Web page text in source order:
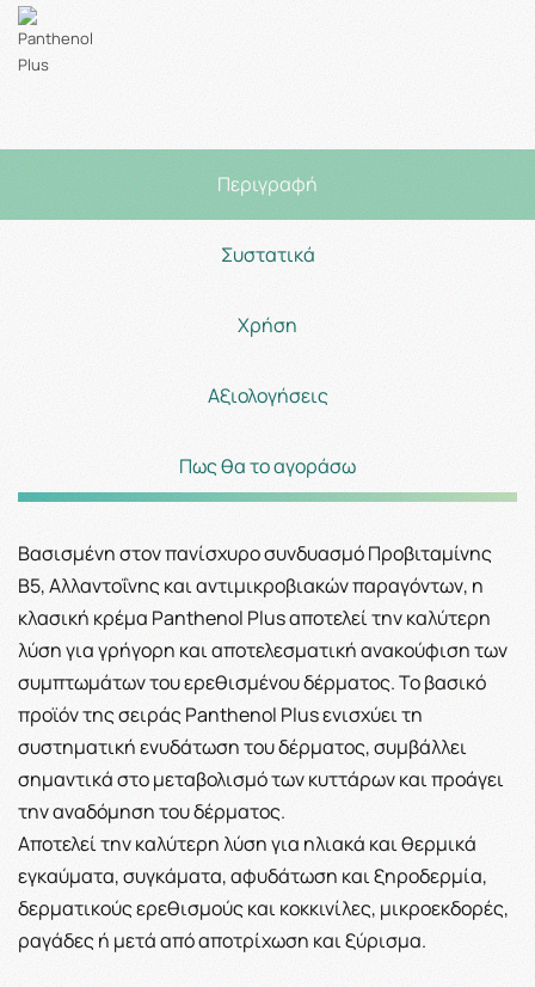
Περιγραφή
Συστατικά
Χρήση
Αξιολογήσεις
Πως θα το αγοράσω
Βασισμένη στον πανίσχυρο συνδυασμό Προβιταμίνης
B5, Αλλαντοΐνης και αντιμικροβιακών παραγόντων, η
κλασική κρέμα Panthenol Plus αποτελεί την καλύτερη
λύση για γρήγορη και αποτελεσματική ανακούφιση των
συμπτωμάτων του ερεθισμένου δέρματος. Το βασικό
προϊόν της σειράς Panthenol Plus ενισχύει τη
συστηματική ενυδάτωση του δέρματος, συμβάλλει
σημαντικά στο μεταβολισμό των κυττάρων και προάγει
την αναδόμηση του δέρματος.
Αποτελεί την καλύτερη λύση για ηλιακά και θερμικά
εγκαύματα, συγκάματα, αφυδάτωση και ξηροδερμία,
δερματικούς ερεθισμούς και κοκκινίλες, μικροεκδορές,
ραγάδες ή μετά από αποτρίχωση και ξύρισμα.